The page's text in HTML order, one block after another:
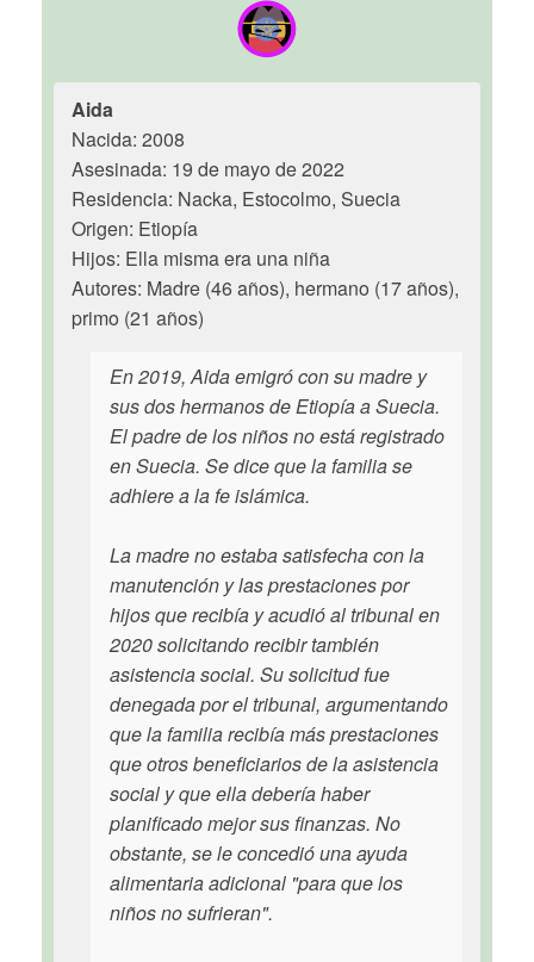
Aida
Nacida: 2008
Asesinada: 19 de mayo de 2022
Residencia: Nacka, Estocolmo, Suecia
Origen: Etiopía
Hijos: Ella misma era una niña
Autores: Madre (46 años), hermano (17 años),
primo (21 años)
En 2019, Aida emigró con su madre y
sus dos hermanos de Etiopía a Suecia.
El padre de los niños no está registrado
en Suecia. Se dice que la familia se
adhiere a la fe islámica.
La madre no estaba satisfecha con la
manutención y las prestaciones por
hijos que recibía y acudió al tribunal en
2020 solicitando recibir también
asistencia social. Su solicitud fue
denegada por el tribunal, argumentando
que la familia recibía más prestaciones
que otros beneficiarios de la asistencia
social y que ella debería haber
planificado mejor sus finanzas. No
obstante, se le concedió una ayuda
alimentaria adicional "para que los
niños no sufrieran".